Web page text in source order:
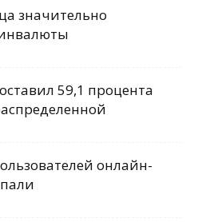
значительно
59,1 процента
онлайн-